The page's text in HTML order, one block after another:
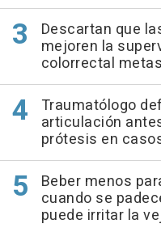
Descartan que
mejoren la
colorrectal
Traumatólogo
articulación
prótesis en
Beber menos
cuando se
puede irritar la